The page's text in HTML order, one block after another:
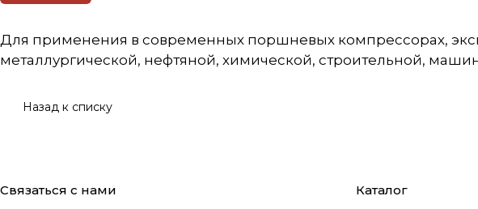
Для применения в современных поршневых компрессорах,
металлургической, нефтяной, химической, строительной,
Назад к списку
Связаться с нами Каталог